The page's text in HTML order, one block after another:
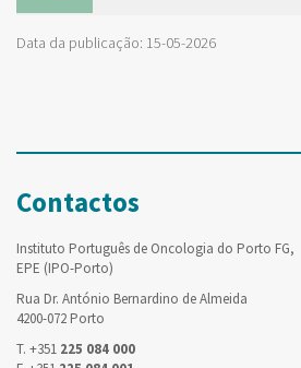
Data da publicação: 15-05-2026
Contactos
Instituto Português de Oncologia do Porto FG,
EPE (IPO-Porto)
Rua Dr. António Bernardino de Almeida
4200-072 Porto
T. +351 225 084 000